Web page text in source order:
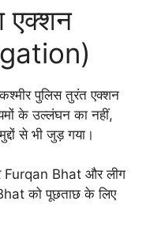
एक्शन
पुलिस तुरंत एक्शन
के उल्लंघन का नहीं,
से भी जुड़ गया।
Furqan Bhat और लीग
को पूछताछ के लिए